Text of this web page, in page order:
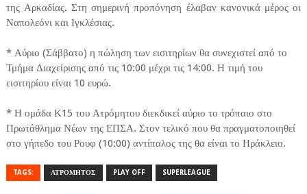
της Αρκαδίας. Στη σημερινή προπόνηση έλαβαν κανονικά μέρος οι
Ναπολεόνι και Ιγκλέσιας.
* Αύριο (Σάββατο) η πώληση των εισιτηρίων θα συνεχιστεί από το
Τμήμα Διαχείρισης από τις 10:00 μέχρι τις 14:00. Η τιμή του
εισιτηρίου είναι 10 ευρώ.
* Η ομάδα Κ15 του Ατρόμητου διεκδικεί αύριο το τρόπαιο στο
Πρωτάθλημα Νέων της ΕΠΣΑ. Στον τελικό που θα πραγματοποιηθεί
στο γήπεδο του Ρουφ (10:00) αντίπαλος της θα είναι το Ηράκλειο.
TAGS: ΑΤΡΟΜΗΤΟΣ PLAY OFF SUPERLEAGUE